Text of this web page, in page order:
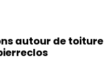
autour de toiture